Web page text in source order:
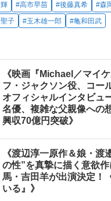
#高市早苗 #後藤真希 #森
子 #玉木雄一郎 #亀和田武
《映画『Michael／マイ
フ・ジャクソン役、コー
オフィシャルインタビュ
名優、複雑な父親像への
興収70億円突破》
《渡辺淳一原作＆娘・渡
の性”を真摯に描く意欲
馬・吉田羊が出演決定！
いる』》